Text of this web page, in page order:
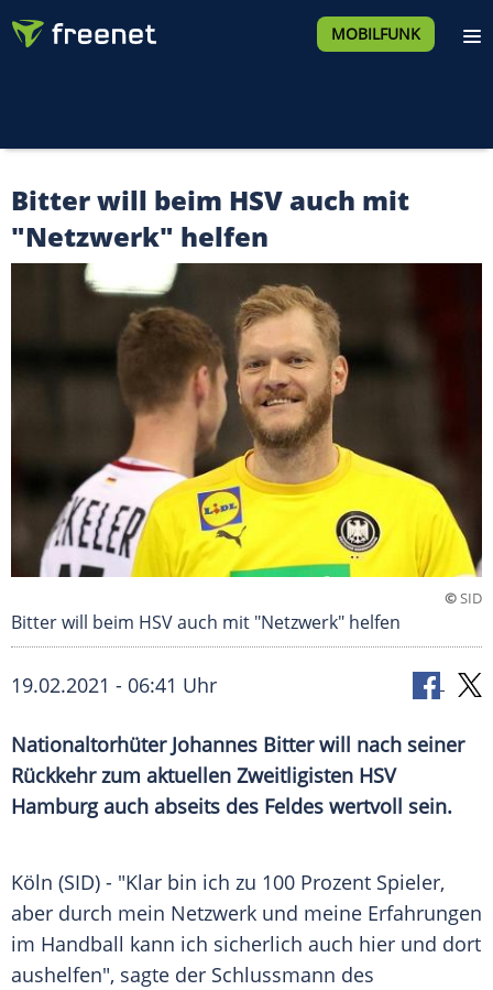
MOBILFUNK
Bitter will beim HSV auch mit
"Netzwerk" helfen
©SID
Bitter will beim HSV auch mit "Netzwerk" helfen
19.02.2021 - 06:41 Uhr
Nationaltorhüter Johannes Bitterwill nach seiner
Rückkehr zum aktuellen Zweitligisten HSV
Hamburgauch abseits des Feldes wertvoll sein.
Köln (SID) - "Klar bin ich zu 100 Prozent Spieler,
aber durch mein Netzwerk und meine Erfahrungen
im Handball kann ich sicherlich auch hier und dort
aushelfen", sagte der Schlussmann des